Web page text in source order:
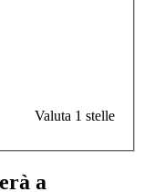
Valuta 1 stelle
a